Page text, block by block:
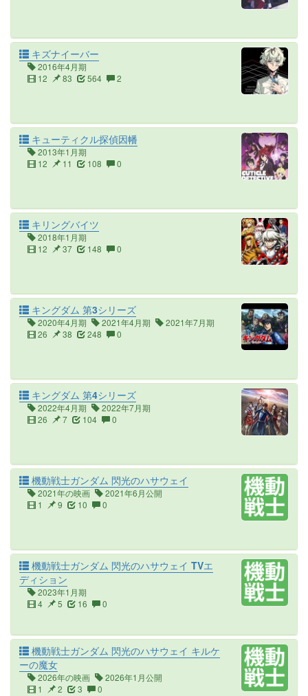
キズナイーバー
2016年4月期
12
83 564 2
キューティクル探偵因幡
2013年1月期
12
11 108 0
キリングバイツ
2018年1月期
12
37 148 0
キングダム 第3シリーズ
2020年4月期 2021年4月期
2021年7月期
26
38 248 0
キングダム 第4シリーズ
2022年4月期
2022年7月期
26
7 104 0
機動戦士ガンダム 閃光のハサウェイ
2021年の映画
2021年6月公開
1
9 10 0
機動戦士ガンダム 閃光のハサウェイ TVエ
ディション
2023年1月期
4
5 16 0
機動戦士ガンダム 閃光のハサウェイ キルケ
ーの魔女
2026年の映画
2026年1月公開
1
2 3 0